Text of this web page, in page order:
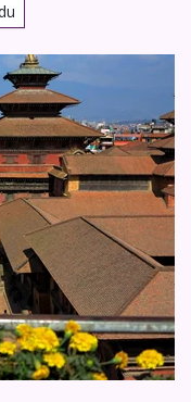
Varanásí + NEPÁL